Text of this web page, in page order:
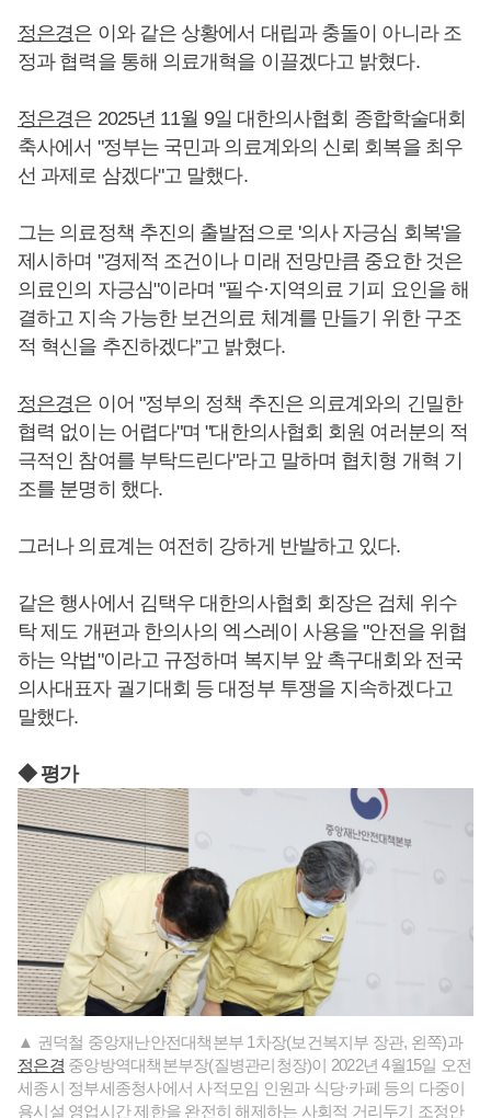
정은경은 이와 같은 상황에서 대립과 충돌이 아니라 조
정과 협력을 통해 의료개혁을 이끌겠다고 밝혔다.
정은경은 2025년 11월 9일 대한의사협회 종합학술대회
축사에서 "정부는 국민과 의료계와의 신뢰 회복을 최우
선 과제로 삼겠다"고 말했다.
그는 의료정책 추진의 출발점으로 '의사 자긍심 회복'을
제시하며 "경제적 조건이나 미래 전망만큼 중요한 것은
의료인의 자긍심"이라며 "필수·지역의료 기피 요인을 해
결하고 지속 가능한 보건의료 체계를 만들기 위한 구조
적 혁신을 추진하겠다”고 밝혔다.
정은경은 이어 "정부의 정책 추진은 의료계와의 긴밀한
협력 없이는 어렵다"며 "대한의사협회 회원 여러분의 적
극적인 참여를 부탁드린다"라고 말하며 협치형 개혁 기
조를 분명히 했다.
그러나 의료계는 여전히 강하게 반발하고 있다.
같은 행사에서 김택우 대한의사협회 회장은 검체 위수
탁 제도 개편과 한의사의 엑스레이 사용을 "안전을 위협
하는 악법"이라고 규정하며 복지부 앞 촉구대회와 전국
의사대표자 궐기대회 등 대정부 투쟁을 지속하겠다고
말했다.
◆ 평가
▲ 권덕철 중앙재난안전대책본부 1차장(보건복지부 장관, 왼쪽)과
정은경 중앙방역대책본부장(질병관리청장)이 2022년 4월15일 오전
세종시 정부세종청사에서 사적모임 인원과 식당·카페 등의 다중이
용시설 영업시간 제한을 완전히 해제하는 사회적 거리두기 조정안